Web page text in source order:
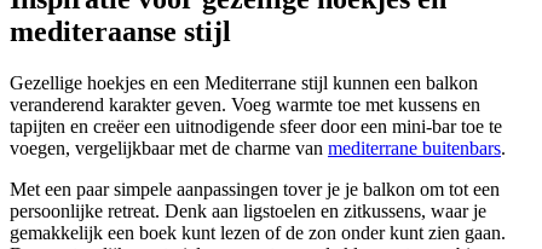
mediteraanse stijl
Gezellige hoekjes en een Mediterrane stijl kunnen een balkon
veranderend karakter geven. Voeg warmte toe met kussens en
tapijten en creëer een uitnodigende sfeer door een mini-bar toe te
voegen, vergelijkbaar met de charme van mediterrane buitenbars.
Met een paar simpele aanpassingen tover je je balkon om tot een
persoonlijke retreat. Denk aan ligstoelen en zitkussens, waar je
gemakkelijk een boek kunt lezen of de zon onder kunt zien gaan.